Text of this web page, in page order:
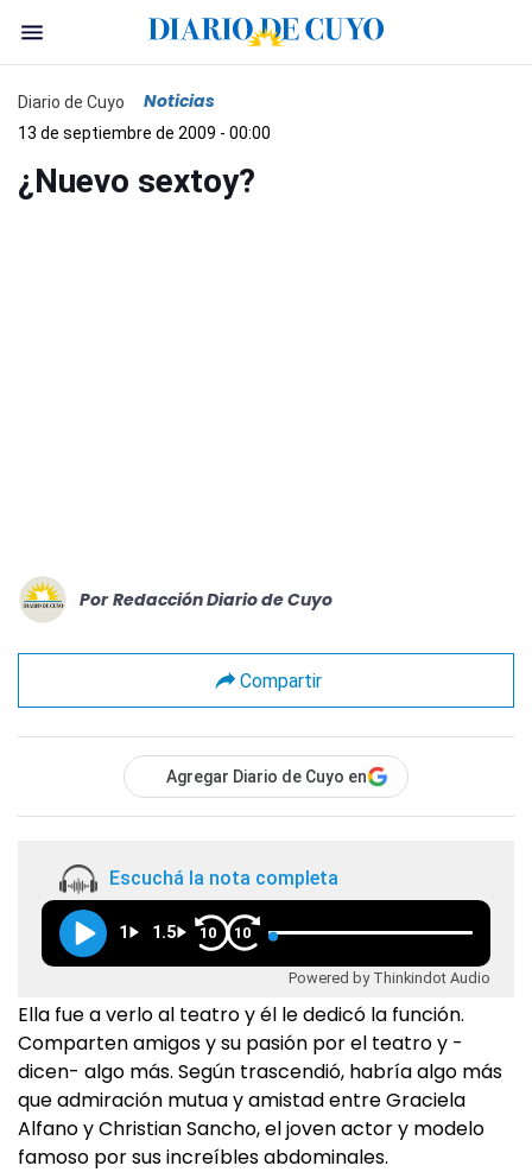
Diario de Cuyo Noticias
13 de septiembre de 2009 - 00:00
¿Nuevo sextoy?
Por Redacción Diario de Cuyo
Compartir
Agregar Diario de Cuyo en
Escuchá la nota completa
1 1.5 10 10
Powered by Thinkindot Audio
Ella fue a verlo al teatro y él le dedicó la función.
Comparten amigos y su pasión por el teatro y -
dicen- algo más. Según trascendió, habría algo más
que admiración mutua y amistad entre Graciela
Alfano y Christian Sancho, el joven actor y modelo
famoso por sus increíbles abdominales.